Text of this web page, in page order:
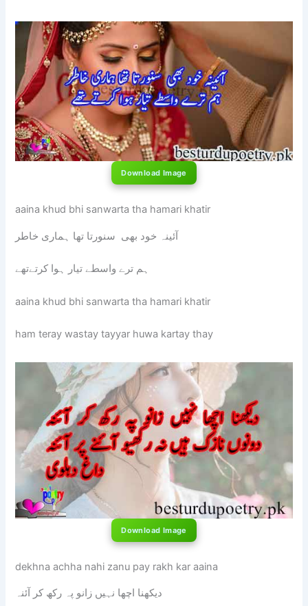
Download Image
aaina khud bhi sanwarta tha hamari khatir
آئینہ خود بھی سنورتا تھا ہماری خاطر
ہم ترے واسطے تیار ہوا کرتےتھے
aaina khud bhi sanwarta tha hamari khatir
ham teray wastay tayyar huwa kartay thay
Download Image
dekhna achha nahi zanu pay rakh kar aaina
دیکھنا اچھا نہیں زانو پہ رکھ کر آئنہ